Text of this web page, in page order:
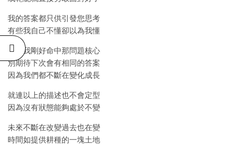
我的答案都只供引發您思考
有些我自己不懂卻以為我懂
就算我剛好命中那問題核心
別期待下次會有相同的答案
因為我們都不斷在變化成長
就連以上的描述也不會定型
因為沒有狀態能夠處於不變
未來不斷在改變過去也在變
時間如提供耕種的一塊土地